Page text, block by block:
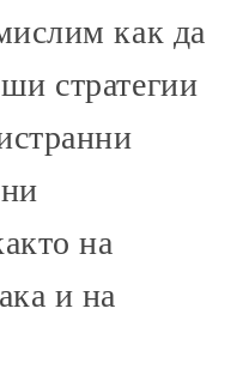
как да
стратегии
на
и на